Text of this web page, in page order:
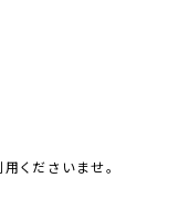
くださいませ。